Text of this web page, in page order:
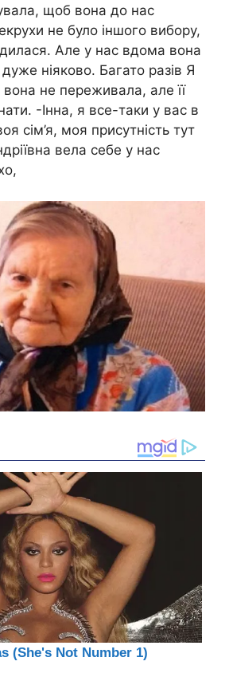
щоб вона до нас
не було іншого вибору,
Але у нас вдома вона
ніяково. Багато разів Я
не переживала, але її
-Інна, я все-таки у вас в
сім’я, моя присутність тут
вела себе у нас